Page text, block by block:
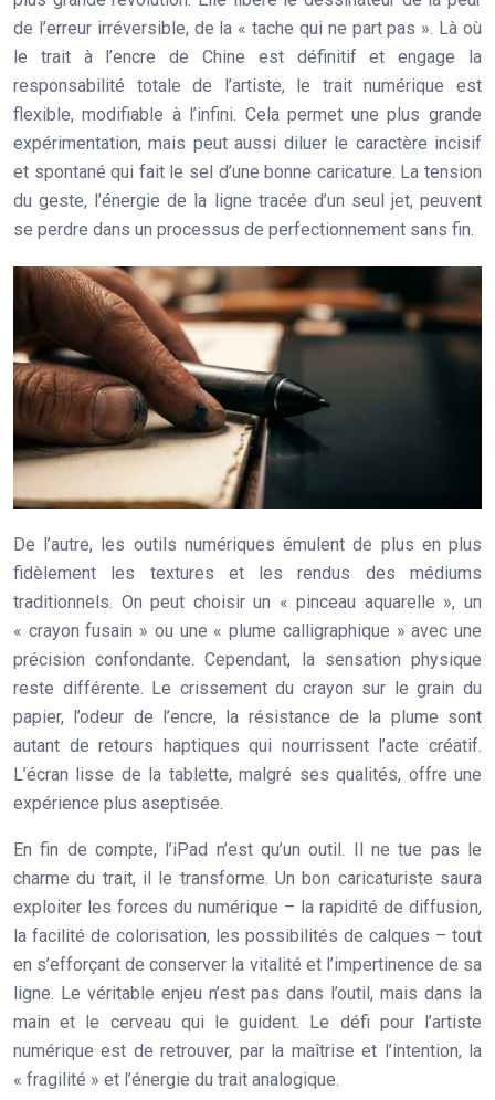
de l’erreur irréversible, de la « tache qui ne part pas ». Là où
le trait à l’encre de Chine est définitif et engage la
responsabilité totale de l’artiste, le trait numérique est
flexible, modifiable à l’infini. Cela permet une plus grande
expérimentation, mais peut aussi diluer le caractère incisif
et spontané qui fait le sel d’une bonne caricature. La tension
du geste, l’énergie de la ligne tracée d’un seul jet, peuvent
se perdre dans un processus de perfectionnement sans fin.
De l’autre, les outils numériques émulent de plus en plus
fidèlement les textures et les rendus des médiums
traditionnels. On peut choisir un « pinceau aquarelle », un
« crayon fusain » ou une « plume calligraphique » avec une
précision confondante. Cependant, la sensation physique
reste différente. Le crissement du crayon sur le grain du
papier, l’odeur de l’encre, la résistance de la plume sont
autant deretours haptiques qui nourrissent l’acte créatif.
L’écran lisse de la tablette, malgré ses qualités, offre une
expérience plus aseptisée.
En fin de compte, l’iPad n’est qu’un outil. Il ne tue pas le
charme du trait, il le transforme. Un bon caricaturiste saura
exploiter les forces du numérique – la rapidité de diffusion,
la facilité de colorisation, les possibilités de calques – tout
en s’efforçant de conserver la vitalité et l’impertinence de sa
ligne. Le véritable enjeu n’est pas dans l’outil, mais dans la
main et le cerveau qui le guident. Le défi pour l’artiste
numérique est de retrouver, par la maîtrise et l’intention, la
« fragilité » et l’énergie du trait analogique.